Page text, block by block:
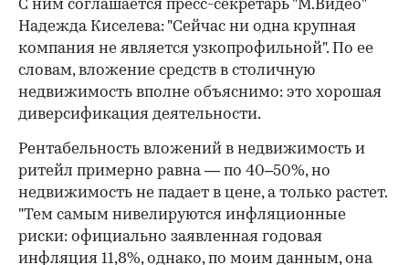
С ним соглашается пресс-секретарь "М.Видео"
Надежда Киселева: "Сейчас ни одна крупная
компания не является узкопрофильной". По ее
словам, вложение средств в столичную
недвижимость вполне объяснимо: это хорошая
диверсификация деятельности.
Рентабельность вложений в недвижимость и
ритейл примерно равна — по 40–50%, но
недвижимость не падает в цене, а только растет.
"Тем самым нивелируются инфляционные
риски: официально заявленная годовая
инфляция 11,8%, однако, по моим данным, она